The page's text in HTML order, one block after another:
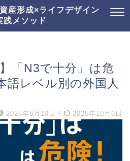
産形成×ライフデザイン
践メソッド
「N3で十分」は危
語レベル別の外国人
2025年8月10日 / 2025年10月6日